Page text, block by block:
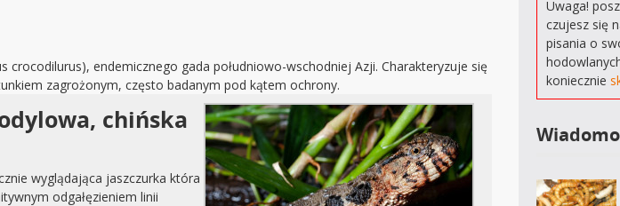
endemicznego gada południowo-wschodniej Azji. Charakteryzuje się
zagrożonym, często badanym pod kątem ochrony.
chińska
wyglądająca jaszczurka która
odgałęzieniem linii
Uwaga!
czujesz się
pisania o
koniecznie